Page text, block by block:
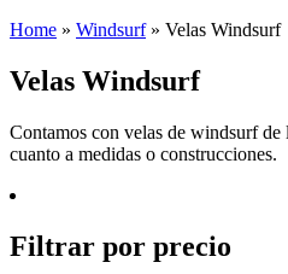
Home » Windsurf» Velas Windsurf
Velas Windsurf
Contamos con velas de windsurf de
cuanto a medidas o construcciones.
Filtrar por precio